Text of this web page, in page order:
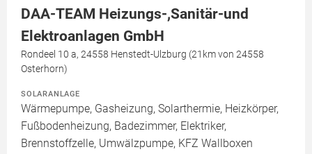
DAA-TEAM Heizungs-,Sanitär-und
Elektroanlagen GmbH
Rondeel 10 a, 24558 Henstedt-Ulzburg (21km von 24558
Osterhorn)
SOLARANLAGE
Wärmepumpe, Gasheizung, Solarthermie, Heizkörper,
Fußbodenheizung, Badezimmer, Elektriker,
Brennstoffzelle, Umwälzpumpe, KFZ Wallboxen